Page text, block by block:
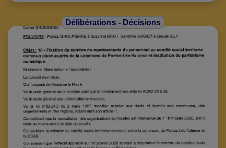
Délibérations - Décisions